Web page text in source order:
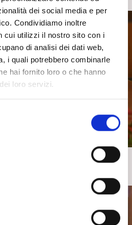
dei social media e per
Condividiamo inoltre
cui utilizzi il nostro sito con i
di analisi dei dati web,
i quali potrebbero combinarle
hai fornito loro o che hanno
loro servizi.
Hautmann sulla gruppalità